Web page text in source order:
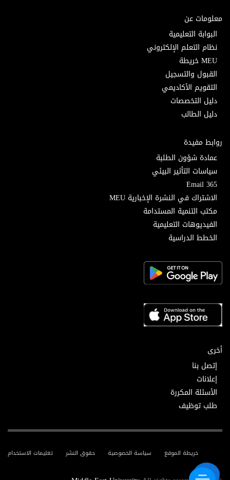
معلومات عن
البوابة التعليمية
نظام التعلم الإلكتروني
MEU خريطة
القبول والتسجيل
التقويم الأكاديمي
دليل التخصصات
دليل الطالب
روابط مفيدة
عمادة شؤون الطلبة
سياسات التأثير البيئي
Email 365
الاشتراك في النشرة الإخبارية MEU
مكتب التنمية المستدامة
الفيديوهات التعليمية
الخطط الدراسية
أخرى
إتصل بنا
إعلانات
الأسئلة المكررة
طلب توظيف
تعليمات الاستخدام حقوق النشر سياسة الخصوصية خريطة الموقع